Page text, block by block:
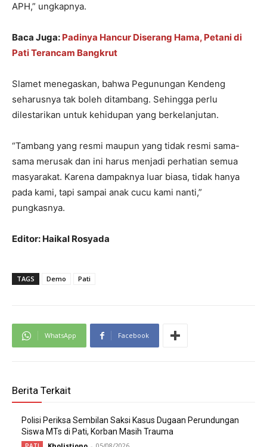
APH,” ungkapnya.
Baca Juga: Padinya Hancur Diserang Hama, Petani di
Pati Terancam Bangkrut
Slamet menegaskan, bahwa Pegunungan Kendeng
seharusnya tak boleh ditambang. Sehingga perlu
dilestarikan untuk kehidupan yang berkelanjutan.
“Tambang yang resmi maupun yang tidak resmi sama-
sama merusak dan ini harus menjadi perhatian semua
masyarakat. Karena dampaknya luar biasa, tidak hanya
pada kami, tapi sampai anak cucu kami nanti,”
pungkasnya.
Editor: Haikal Rosyada
TAGS Demo Pati
WhatsApp Facebook
Berita Terkait
Polisi Periksa Sembilan Saksi Kasus Dugaan Perundungan
Siswa MTs di Pati, Korban Masih Trauma